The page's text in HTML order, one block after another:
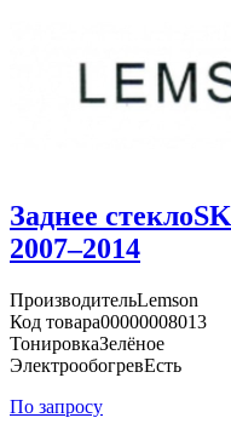
Заднее стекло
2007–2014
ПроизводительLemson
Код товара00000008013
ТонировкаЗелёное
ЭлектрообогревЕсть
По запросу